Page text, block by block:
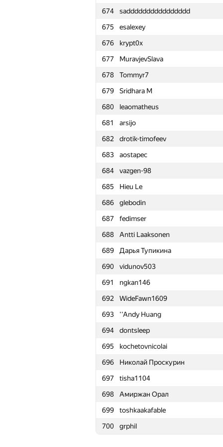
674
sadddddddddddddddd
675
esalexey
676
krypt0x
677
MuravjevSlava
678
Tommyr7
679
Sridhara M
680
leaomatheus
681
arsijo
682
drotik-timofeev
683
aostapec
684
vazgen-98
685
Hieu Le
686
glebodin
687
fedimser
688
Antti Laaksonen
689
Дарья Тупикина
690
vidunov503
691
ngkan146
692
WideFawn1609
693
''Andy Huang
694
dontsleep
695
kochetovnicolai
696
Николай Проскурин
697
tisha1104
698
Амиржан Орал
699
toshkaakafable
700
grphil
651 loveissofar
652
ivsh
653
npodguzov
654
timfame
655
archimedrt2
656
Michael Romanov
657
shalnov.eugen
658
guzev29
659
headsli
660
LLI.E.P.JI.O.K
661
Aidos Nurmash
662
titimtimon
663
longhuenchan
664
roman-melnyk
665
adalbert.makarovych
666
Saken Kenzhegulov
667
semgold1999
668
Konrad Czapliński
669
Сергей Козуб
670
ElBatanony
671
Rayker
672
ericxiao
673
OmarNaseer
674
sadddddddddddddddd
675
esalexey
676
krypt0x
677
MuravjevSlava